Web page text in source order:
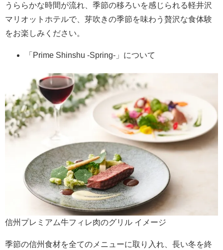
うららかな時間が流れ、季節の移ろいを感じられる軽井沢
マリオットホテルで、芽吹きの季節を味わう贅沢な食体験
をお楽しみください。
「Prime Shinshu -Spring-」について
信州プレミアム牛フィレ肉のグリル イメージ
季節の信州食材を全てのメニューに取り入れ、長い冬を終